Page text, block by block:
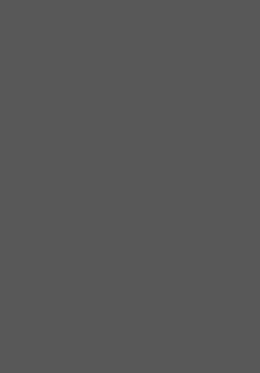
Tributária: E as
a sair do limbo do IBS